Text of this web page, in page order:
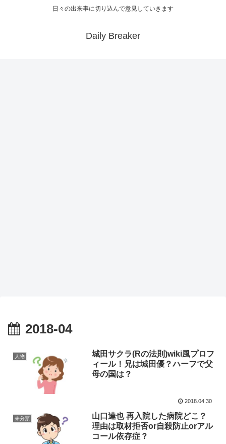
日々の出来事に切り込んで意見していきます
Daily Breaker
2018-04
人物
城田サクラ(Rの法則)wiki風プロフ
ィール！兄は城田優？ハーフで父
母の国は？
2018.04.30
未分類
山口達也 再入院した病院どこ？
理由は取材拒否or自殺防止orアル
コール依存症？